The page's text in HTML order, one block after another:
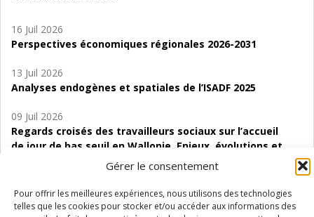
Gérer le consentement
Pour offrir les meilleures expériences, nous utilisons des technologies
telles que les cookies pour stocker et/ou accéder aux informations des
16 Juil 2026
Perspectives économiques régionales 2026-2031
13 Juil 2026
Analyses endogènes et spatiales de l’ISADF 2025
09 Juil 2026
Regards croisés des travailleurs sociaux sur l’accueil
de jour de bas seuil en Wallonie. Enjeux, évolutions et
06 Juil 2026
Étude d’évaluabilité des Structures